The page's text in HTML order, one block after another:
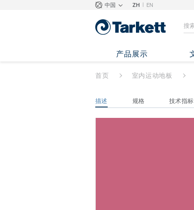
中国 ZH | EN
产品展示
LUMAFLEX
PINK
首页 室内运动地板
描述 规格 技术指标